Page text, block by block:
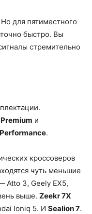
для пятиместного
быстро. Вы
стремительно
Premium и
Performance.
кроссоверов
чуть меньшие
Atto 3, Geely EX5,
выше. Zeekr 7X
Ioniq 5. И Sealion 7.